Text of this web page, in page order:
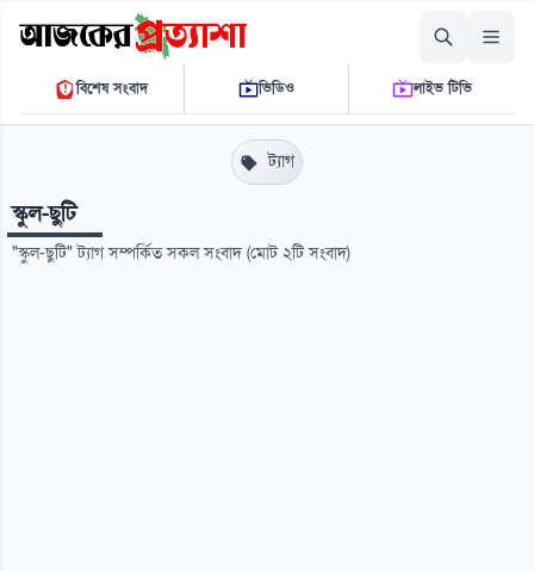
রোববার, ০৯ আগস্ট ২০২৬
০৫ ২২ ০৩ পি.এম.THE DAILY AJKER PROTTASHA
বিশেষ সংবাদ ভিডিও লাইভ টিভি
ট্যাগ
স্কুল-ছুটি
"স্কুল-ছুটি" ট্যাগ সম্পর্কিত সকল সংবাদ (মোট ২টি সংবাদ)